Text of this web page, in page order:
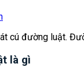
cú đường luật.
là gì